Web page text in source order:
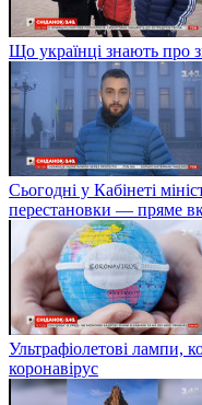
Що українці знають про
Сьогодні у Кабінеті
перестановки — пряме
Ультрафіолетові лампи,
коронавірус